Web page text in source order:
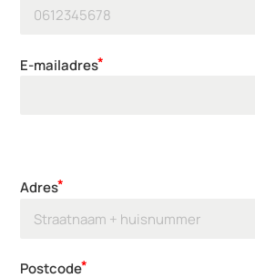
E-mailadres
Adres
Postcode